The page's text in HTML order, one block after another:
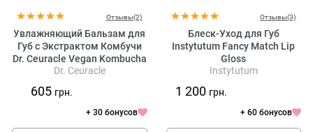
Отзывы(2)
Увлажняющий Бальзам для
Губ с Экстрактом Комбучи
Dr. Ceuracle Vegan Kombucha
Tea Lip Balm
Dr. Ceuracle
605 грн.
+ 30 бонусов
Отзывы(3)
Блеск-Уход для Губ
Instytutum Fancy Match Lip
Gloss
Instytutum
1 200 грн.
+ 60 бонусов